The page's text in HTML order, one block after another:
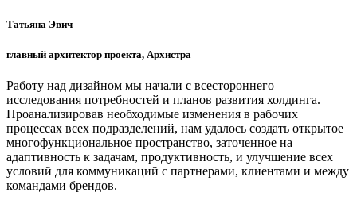
Татьяна Эвич
главный архитектор проекта, Архистра
Работу над дизайном мы начали с всестороннего
исследования потребностей и планов развития холдинга.
Проанализировав необходимые изменения в рабочих
процессах всех подразделений, нам удалось создать открытое
многофункциональное пространство, заточенное на
адаптивность к задачам, продуктивность, и улучшение всех
условий для коммуникаций с партнерами, клиентами и между
командами брендов.